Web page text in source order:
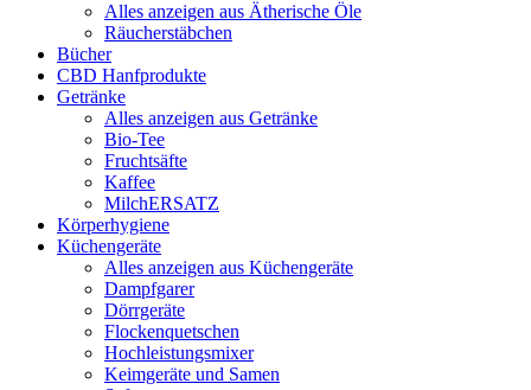
Alles anzeigen aus Ätherische Öle
Räucherstäbchen
Bücher
CBD Hanfprodukte
Getränke
Alles anzeigen aus Getränke
Bio-Tee
Fruchtsäfte
Kaffee
MilchERSATZ
Körperhygiene
Küchengeräte
Alles anzeigen aus Küchengeräte
Dampfgarer
Dörrgeräte
Flockenquetschen
Hochleistungsmixer
Keimgeräte und Samen